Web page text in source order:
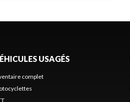
USAGÉS
complet